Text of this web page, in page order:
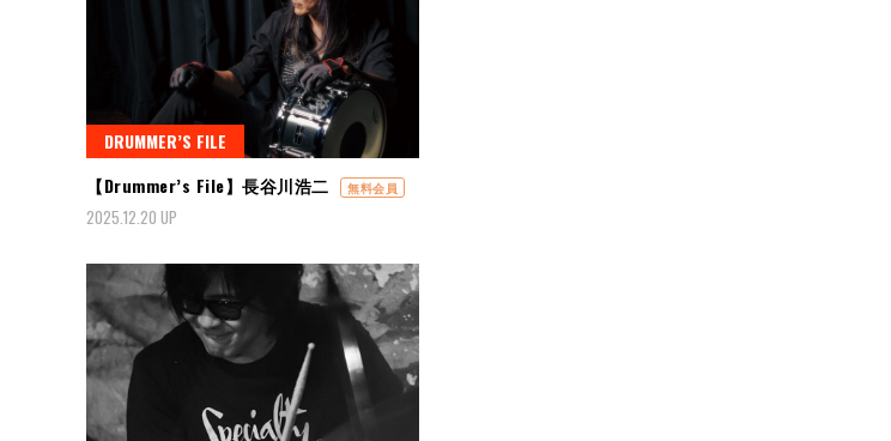
DRUMMER’S FILE
【Drummer’s File】長谷川浩二
無料会員
2025.12.20 UP